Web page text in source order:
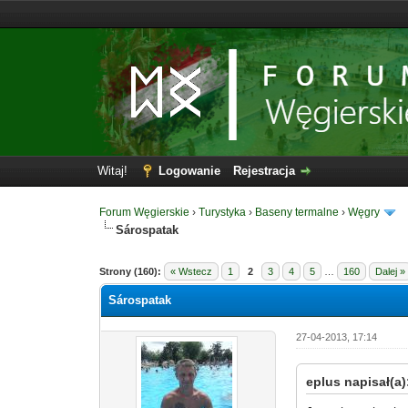
Witaj! Logowanie Rejestracja
Forum Węgierskie ›Turystyka › Baseny termalne ›Węgry
Sárospatak
Strony (160): « Wstecz 1 2 3 4 5 160 Dalej »
Sárospatak
27-04-2013, 17:14
eplus